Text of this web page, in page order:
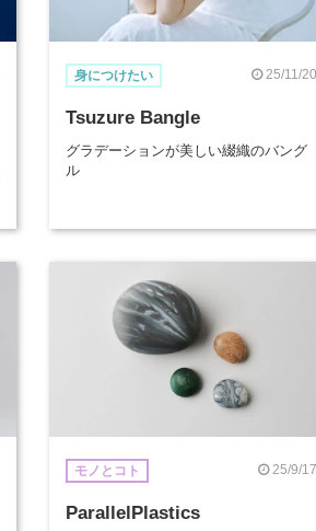
身につけたい 25/11/20
Tsuzure Bangle
グラデーションが美しい綴織のバング
ル
モノとコト 25/9/17
ParallelPlastics